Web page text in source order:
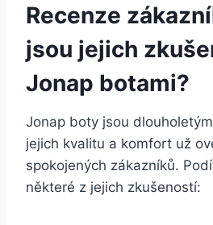
Recenze
jsou jejich‌
Jonap botami?
Jonap ‍boty jsou
jejich ‍kvalitu a komfort už
spokojených zákazníků.
⁤některé z ‌jejich ​zkušeností: